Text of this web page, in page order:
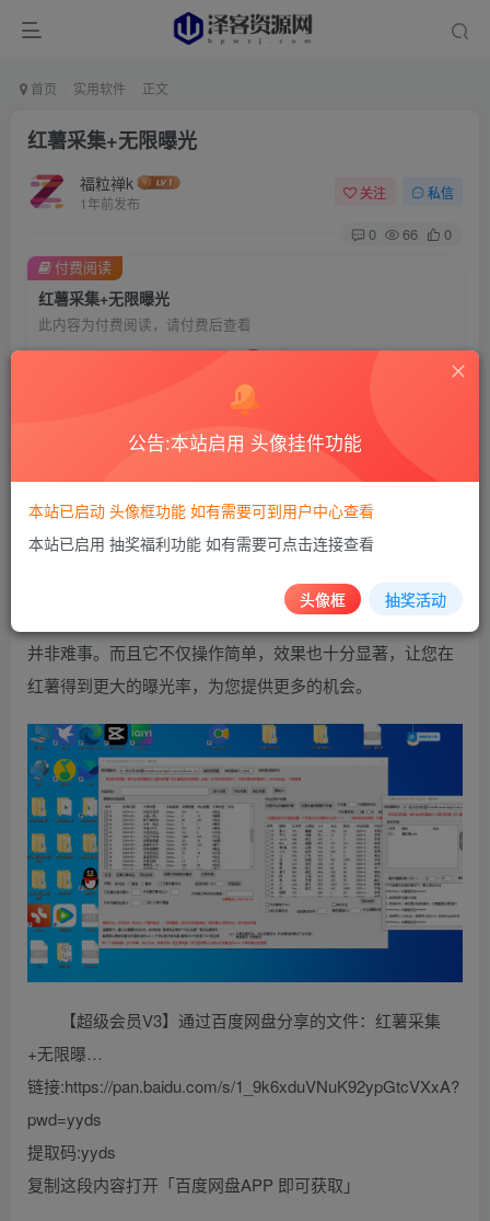
首页 实用软件 正文
红薯采集+无限曝光
福粒禅k
1年前发布
关注 私信
0 66 0
红薯采集+无限曝光
此内容为付费阅读，请付费后查看
2
免费
登录购买
付费阅读
红薯采集+无限曝光，这是一款全自动引流版本的软
件。操作方法极其简易，只需要您进行简明扼要的关键词设
置，就能轻松实现1000+的引流。只需准备好您的关键词，
并按照我们提供的教程一步步进行操作，您将会发现，引流
并非难事。而且它不仅操作简单，效果也十分显著，让您在
红薯得到更大的曝光率，为您提供更多的机会。
【超级会员V3】通过百度网盘分享的文件：红薯采集
+无限曝…
链接:https://pan.baidu.com/s/1_9k6xduVNuK92ypGtcVXxA?
pwd=yyds
提取码:yyds
复制这段内容打开「百度网盘APP 即可获取」
公告:本站启用 头像挂件功能
本站已启动 头像框功能 如有需要可到用户中心查看
本站已启用 抽奖福利功能 如有需要可点击连接查看
头像框 抽奖活动